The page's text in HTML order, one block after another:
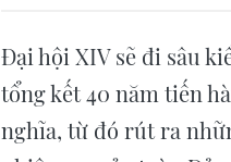
Đại hội XIV sẽ đi sâu
tổng kết 40 năm tiến
nghĩa, từ đó rút ra